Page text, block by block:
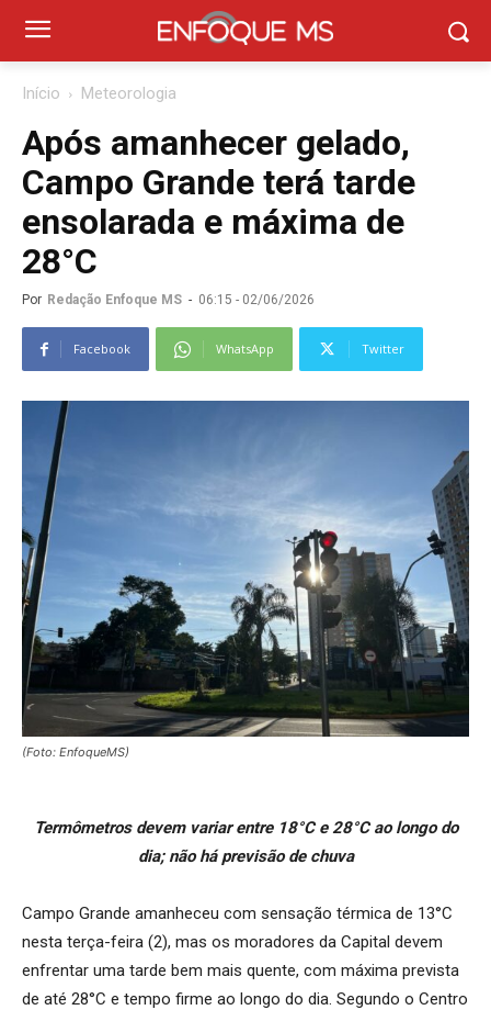
Início Meteorologia
Após amanhecer gelado,
Campo Grande terá tarde
ensolarada e máxima de
28°C
Por Redação Enfoque MS - 06:15 - 02/06/2026
Facebook WhatsApp Twitter
(Foto: EnfoqueMS)
Termômetros devem variar entre 18°C e 28°C ao longo do
dia; não há previsão de chuva
Campo Grande amanheceu com sensação térmica de 13°C
nesta terça-feira (2), mas os moradores da Capital devem
enfrentar uma tarde bem mais quente, com máxima prevista
de até 28°C e tempo firme ao longo do dia. Segundo o Centro